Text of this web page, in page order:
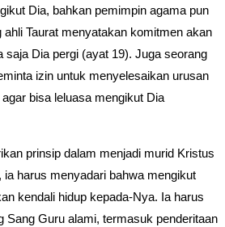
Dia, bahkan pemimpin agama pun
Taurat menyatakan komitmen akan
saja Dia pergi (ayat 19). Juga seorang
izin untuk menyelesaikan urusan
bisa leluasa mengikut Dia
prinsip dalam menjadi murid Kristus
harus menyadari bahwa mengikut
kendali hidup kepada-Nya. Ia harus
Sang Guru alami, termasuk penderitaan